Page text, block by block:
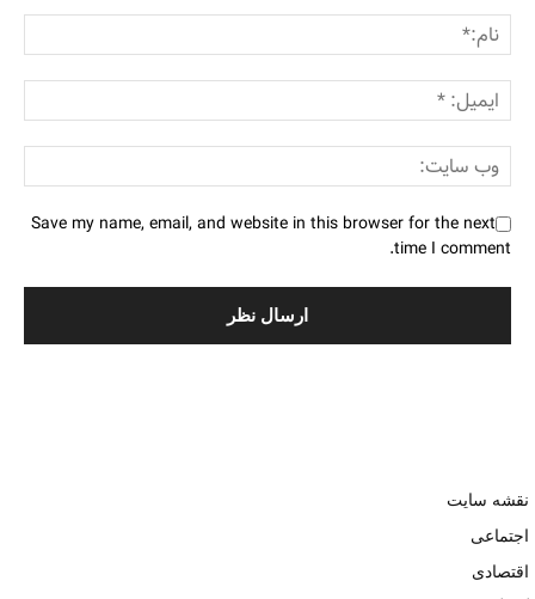
Save my name, email, and website in this browser for the next
time I comment.
نقشه سایت
اجتماعی
اقتصادی